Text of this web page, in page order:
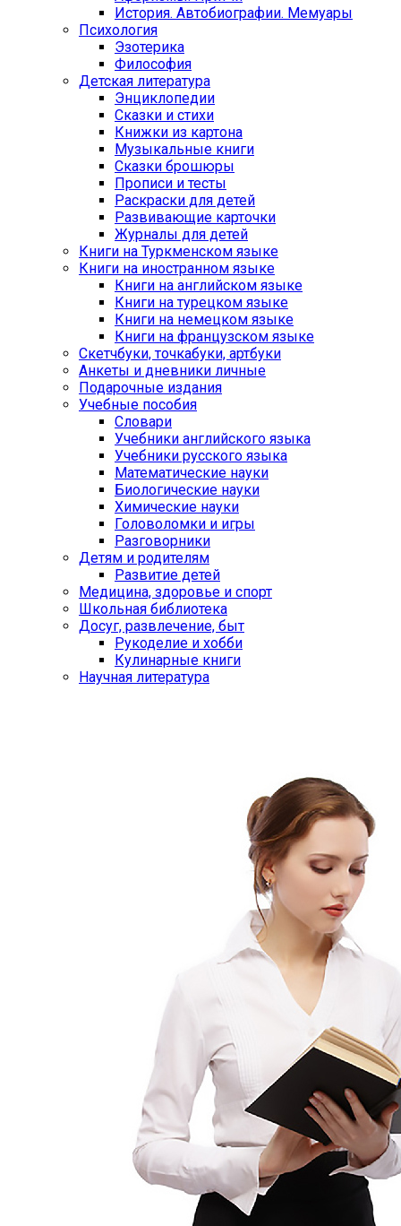
История. Автобиографии. Мемуары
Психология
Эзотерика
Философия
Детская литература
Энциклопедии
Сказки и стихи
Книжки из картона
Музыкальные книги
Сказки брошюры
Прописи и тесты
Раскраски для детей
Развивающие карточки
Журналы для детей
Книги на Туркменском языке
Книги на иностранном языке
Книги на английском языке
Книги на турецком языке
Книги на немецком языке
Книги на французском языке
Cкетчбуки, точкабуки, артбуки
Анкеты и дневники личные
Подарочные издания
Учебные пособия
Словари
Учебники английского языка
Учебники русского языка
Математические науки
Биологические науки
Химические науки
Головоломки и игры
Разговорники
Детям и родителям
Развитие детей
Медицина, здоровье и спорт
Школьная библиотека
Досуг, развлечение, быт
Рукоделие и хобби
Кулинарные книги
Научная литература